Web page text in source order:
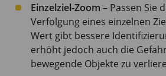
Einzelziel-Zoom – Passen Sie
Verfolgung eines einzelnen
Wert gibt bessere
erhöht jedoch auch die
bewegende Objekte zu